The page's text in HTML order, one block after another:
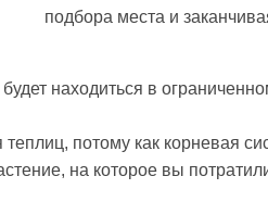
подбора места и
находиться в
потому как корневая
на которое вы